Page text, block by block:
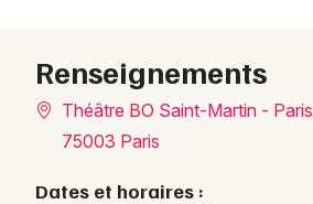
Renseignements
Théâtre BO Saint-Martin - Paris
75003 Paris
Dates et horaires :